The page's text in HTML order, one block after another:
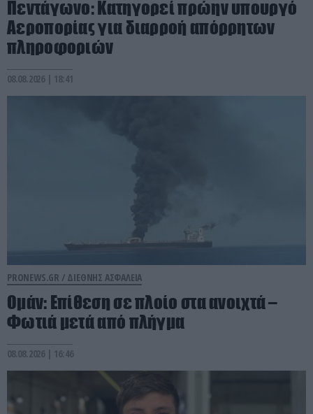
Πεντάγωνο: Κατηγορεί πρώην υπουργό
Αεροπορίας για διαρροή απόρρητων
πληροφοριών
08.08.2026 | 18:41
PRONEWS.GR / ΔΙΕΘΝΗΣ ΑΣΦΑΛΕΙΑ
Ομάν: Επίθεση σε πλοίο στα ανοιχτά –
Φωτιά μετά από πλήγμα
08.08.2026 | 16:46